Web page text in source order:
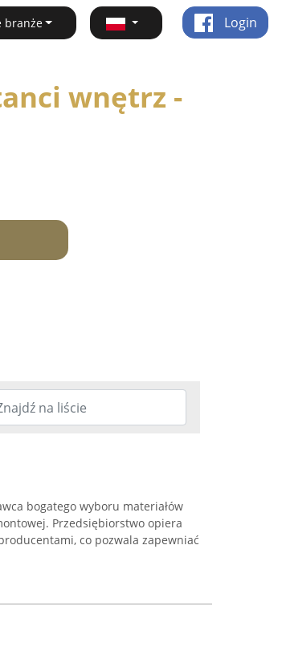
branże Login
wnętrz -
bogatego wyboru materiałów
Przedsiębiorstwo opiera
co pozwala zapewniać